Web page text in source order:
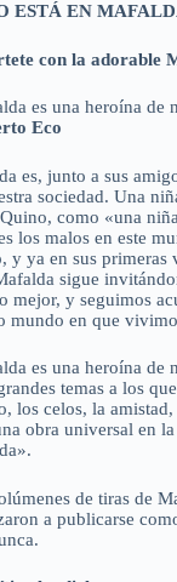
ESTÁ EN
con la adorable
es una heroína de
Eco
es, junto a sus
sociedad. Una
como «una
los malos en este
y ya en sus primeras
sigue
mejor, y seguimos
mundo en que
es una heroína de
temas a los
los celos, la
obra universal en
de tiras de
a publicarse